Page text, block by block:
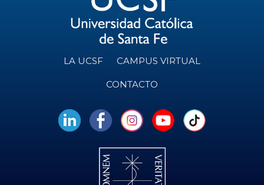
LA UCSF CAMPUS VIRTUAL
CONTACTO